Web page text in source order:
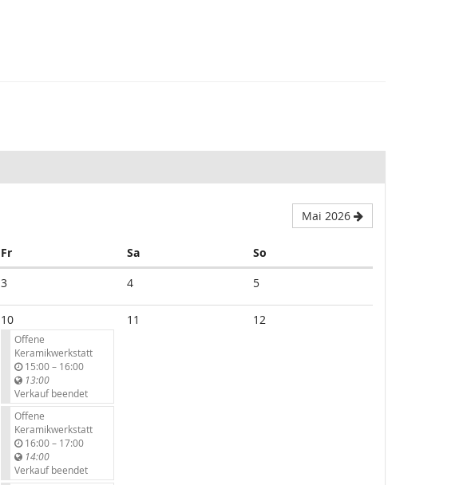
Mai 2026
FrFreitag SaSamstag So
3 4 5
10
Offene
Keramikwerkstatt
15:00–b
s
16:00
13:00
Verkauf beendet
Offene
Keramikwerkstatt
16:00–b
s
17:00
14:00
Verkauf beendet
11 12